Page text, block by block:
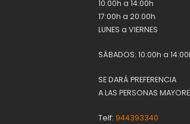
10:00h a 14:00h
17:00h a 20:00h
LUNES a VIERNES
SÁBADOS: 10:00h a
SE DARÁ PREFERENCIA
A LAS PERSONAS
Telf:944393340